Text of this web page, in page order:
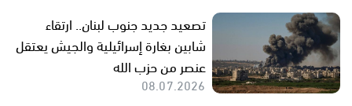
تصعيد جديد جنوب لبنان.. ارتقاء
شابين بغارة إسرائيلية والجيش يعتقل
عنصر من حزب الله
08.07.2026